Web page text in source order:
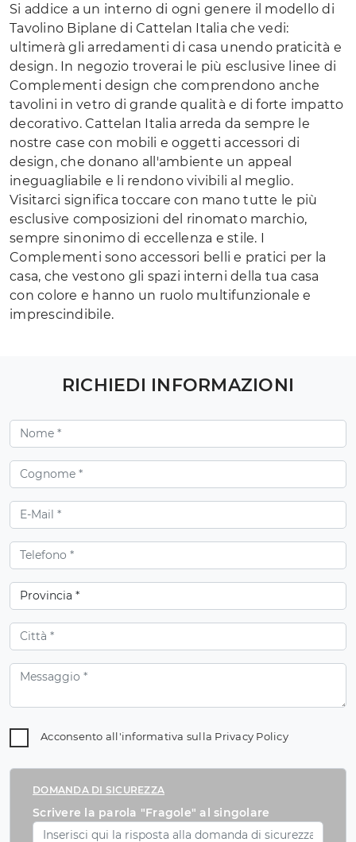
Si addice a un interno di ogni genere il modello di
Tavolino Biplane di Cattelan Italia che vedi:
ultimerà gli arredamenti di casa unendo praticità e
design. In negozio troverai le più esclusive linee di
Complementi design che comprendono anche
tavolini in vetro di grande qualità e di forte impatto
decorativo. Cattelan Italia arreda da sempre le
nostre case con mobili e oggetti accessori di
design, che donano all'ambiente un appeal
ineguagliabile e li rendono vivibili al meglio.
Visitarci significa toccare con mano tutte le più
esclusive composizioni del rinomato marchio,
sempre sinonimo di eccellenza e stile. I
Complementi sono accessori belli e pratici per la
casa, che vestono gli spazi interni della tua casa
con colore e hanno un ruolo multifunzionale e
imprescindibile.
RICHIEDI INFORMAZIONI
Acconsento all'informativa sulla Privacy Policy
DOMANDA DI SICUREZZA
Scrivere la parola "Fragole" al singolare